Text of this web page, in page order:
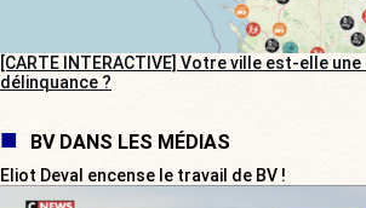
[CARTE INTERACTIVE] Votre ville est-elle
délinquance ?
BV DANS LES MÉDIAS
Eliot Deval encense le travail de BV !